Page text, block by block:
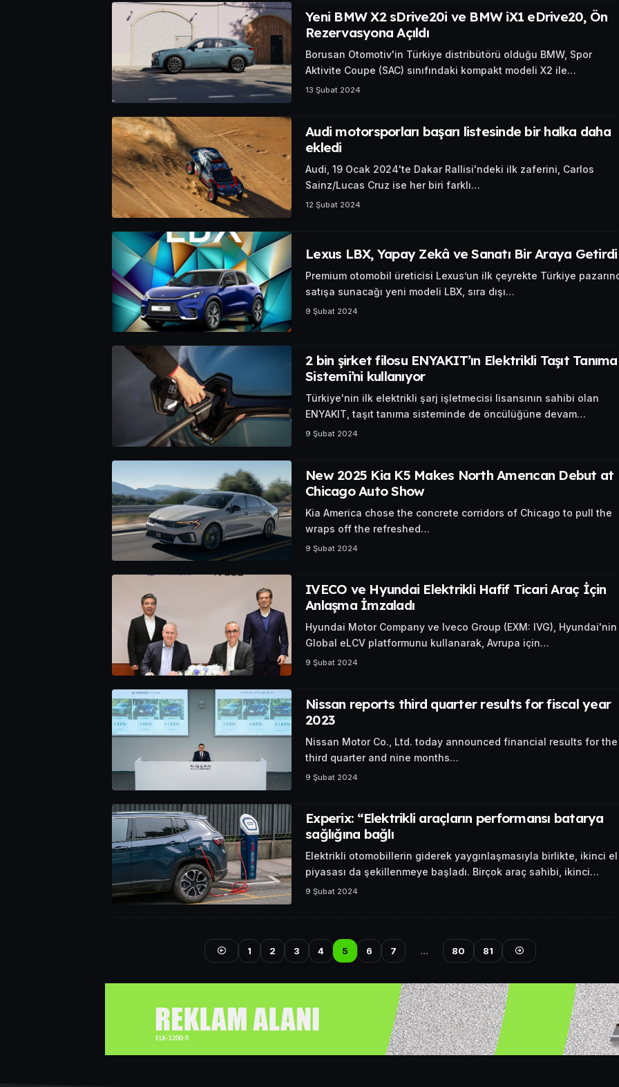
Yeni BMW X2 sDrive20i ve BMW iX1 eDrive20, Ön
Rezervasyona Açıldı
Borusan Otomotiv'in Türkiye distribütörü olduğu BMW, Spor
Aktivite Coupe (SAC) sınıfındaki kompakt modeli X2 ile…
13 Şubat 2024
Audi motorsporları başarı listesinde bir halka daha
ekledi
Audi, 19 Ocak 2024'te Dakar Rallisi'ndeki ilk zaferini, Carlos
Sainz/Lucas Cruz ise her biri farklı…
12 Şubat 2024
Lexus LBX, Yapay Zekâ ve Sanatı Bir Araya Getirdi
Premium otomobil üreticisi Lexus’un ilk çeyrekte Türkiye
satışa sunacağı yeni modeli LBX, sıra dışı…
9 Şubat 2024
2 bin şirket filosu ENYAKIT’ın Elektrikli Taşıt Tanıma
Sistemi’ni kullanıyor
Türkiye'nin ilk elektrikli şarj işletmecisi lisansının sahibi olan
ENYAKIT, taşıt tanıma sisteminde de öncülüğüne devam…
9 Şubat 2024
New 2025 Kia K5 Makes North Amerıcan Debut at
Chicago Auto Show
Kia America chose the concrete corridors of Chicago to pull the
wraps off the refreshed…
9 Şubat 2024
IVECO ve Hyundai Elektrikli Hafif Ticari Araç İçin
Anlaşma İmzaladı
Hyundai Motor Company ve Iveco Group (EXM: IVG), Hyundai'nin
Global eLCV platformunu kullanarak, Avrupa için…
9 Şubat 2024
Nissan reports third quarter results for fiscal year
2023
Nissan Motor Co., Ltd. today announced financial results for the
third quarter and nine months…
9 Şubat 2024
Experix: “Elektrikli araçların performansı batarya
sağlığına bağlı
Elektrikli otomobillerin giderek yaygınlaşmasıyla birlikte, ikinci el
piyasası da şekillenmeye başladı. Birçok araç sahibi, ikinci…
9 Şubat 2024
1 2 3 4 5 6 7 … 80 81